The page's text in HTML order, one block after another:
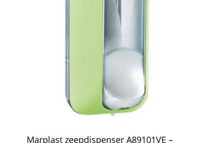
Marplast zeepdispenser A89101VE –